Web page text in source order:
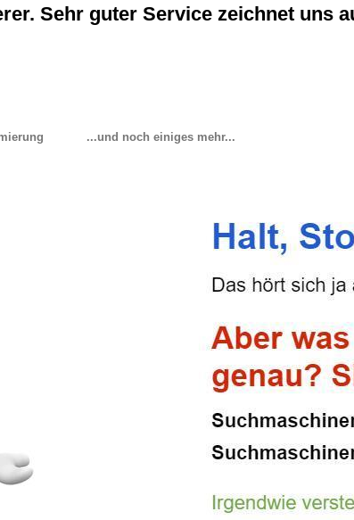
Sehr guter Service zeichnet uns
...und noch einiges mehr...